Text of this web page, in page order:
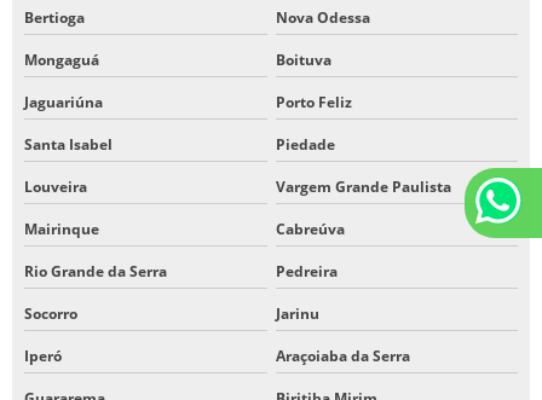
Bertioga Nova Odessa
Mongaguá Boituva
Jaguariúna Porto Feliz
Santa Isabel Piedade
Louveira Vargem Grande Paulista
Mairinque Cabreúva
Rio Grande da Serra Pedreira
Socorro Jarinu
Iperó Araçoiaba da Serra